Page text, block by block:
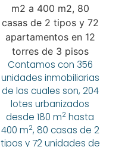
Contamos con 356
unidades inmobiliarias
de las cuales son, 204
lotes urbanizados
desde 180 m2 hasta
400 m2, 80 casas de 2
tipos y 72 unidades de